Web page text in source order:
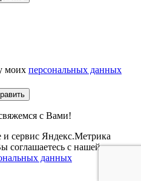
моих персональных данных
с Вами!
сервис Яндекс.Метрика
с нашей
данных